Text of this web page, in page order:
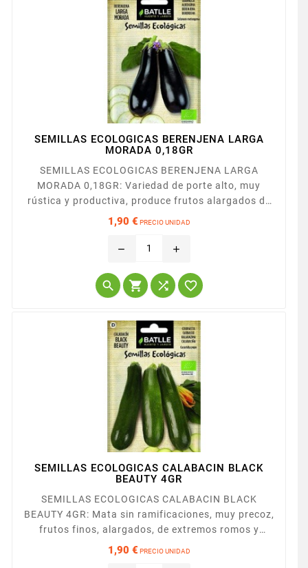
SEMILLAS ECOLOGICAS BERENJENA LARGA
MORADA 0,18GR
SEMILLAS ECOLOGICAS BERENJENA LARGA
MORADA 0,18GR: Variedad de porte alto, muy
rústica y productiva, produce frutos alargados de
20-30 cm. de longitud y 4-5 cm. de diámetro.
1,90 € PRECIO UNIDAD
remove add
   
SEMILLAS ECOLOGICAS CALABACIN BLACK
BEAUTY 4GR
SEMILLAS ECOLOGICAS CALABACIN BLACK
BEAUTY 4GR: Mata sin ramificaciones, muy precoz,
frutos finos, alargados, de extremos romos y
coloración verde. Planta sumamente productiva,
1,90 € PRECIO UNIDAD